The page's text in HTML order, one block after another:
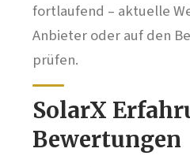
fortlaufend – aktuelle
Anbieter oder auf den
prüfen.
SolarX
Bewertungen